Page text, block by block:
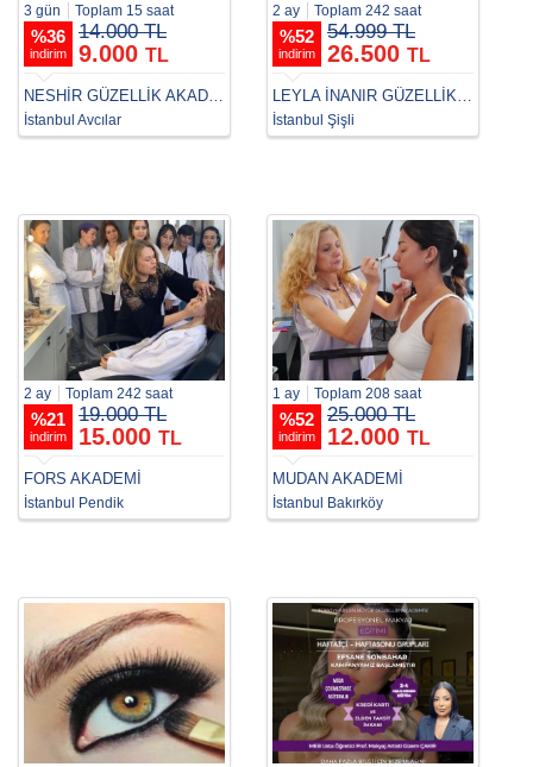
3 gün Toplam 15 saat
%36
indirim
14.000 TL
9.000 TL
İstanbul Avcılar
2 ay Toplam 242 saat
%52
indirim
54.999 TL
26.500 TL
İstanbul Şişli
2 ay Toplam 242 saat
%21
indirim
19.000 TL
15.000 TL
FORS AKADEMİ
İstanbul Pendik
1 ay Toplam 208 saat
%52
indirim
25.000 TL
12.000 TL
MUDAN AKADEMİ
İstanbul Bakırköy